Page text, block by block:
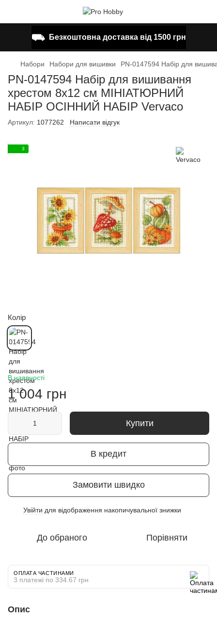
⛟ Безкоштовна доставка від 1500 грн
Набори Набори для вишивки PN-0147594 Набір для
PN-0147594 Набір для вишивання
хрестом 8х12 см МІНІАТЮРНИЙ
НАБІР ОСІННИЙ НАБІР Vervaco
Артикул: 1077262 Написати відгук
3
Колір
В наявності
1 004 грн
Купити
В кредит
Замовити швидко
Увійти для відображення накопичувальної знижки
До обраного Порівняти
ОПЛАТА ЧАСТИНАМИ
3 платежі по 334.67 грн
Опис